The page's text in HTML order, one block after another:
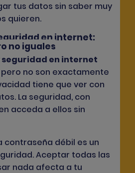
tus datos sin saber muy
quieren.
en internet:
no iguales
en internet
no son exactamente
tiene que ver con
La seguridad, con
acceda a ellos sin
contraseña débil es un
Aceptar todas las
nada afecta a tu